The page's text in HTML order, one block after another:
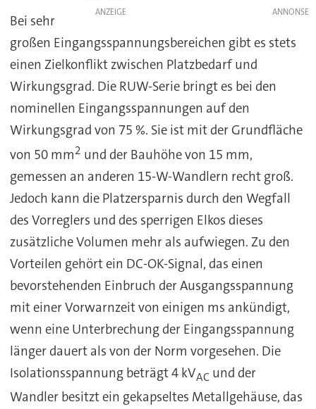
ANZEIGE
Bei sehr
großen Eingangsspannungsbereichen gibt es stets
einen Zielkonflikt zwischen Platzbedarf und
Wirkungsgrad. Die RUW-Serie bringt es bei den
nominellen Eingangsspannungen auf den
Wirkungsgrad von 75 %. Sie ist mit der Grundfläche
von 50 mm2 und der Bauhöhe von 15 mm,
gemessen an anderen 15-W-Wandlern recht groß.
Jedoch kann die Platzersparnis durch den Wegfall
des Vorreglers und des sperrigen Elkos dieses
zusätzliche Volumen mehr als aufwiegen. Zu den
Vorteilen gehört ein DC-OK-Signal, das einen
bevorstehenden Einbruch der Ausgangsspannung
mit einer Vorwarnzeit von einigen ms ankündigt,
wenn eine Unterbrechung der Eingangsspannung
länger dauert als von der Norm vorgesehen. Die
Isolationsspannung beträgt 4 kVACund der
Wandler besitzt ein gekapseltes Metallgehäuse, das